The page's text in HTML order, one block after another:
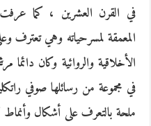
في القرن العشرين ، كما
المعمقة لمسرحياته وهي تعترف
الأخلاقية والروائية وكان
في مجموعة من رسائلها صوفي
ملحة بالتعرف على أشكال وأنماط